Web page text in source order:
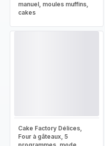
manuel, moules muffins,
cakes
Cake Factory Délices,
Four à gâteaux, 5